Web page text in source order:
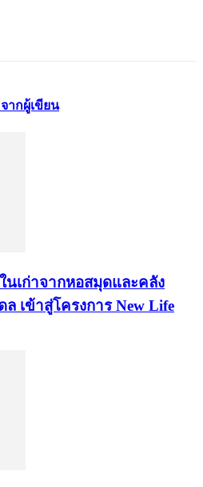
ากผู้เขียน
เก่าจากหอสมุดและคลัง
เข้าสู่โครงการ New Life